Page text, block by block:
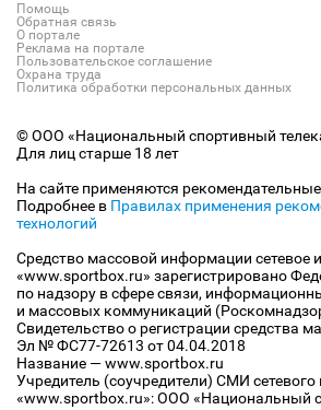
Помощь
Обратная связь
О портале
Реклама на портале
Пользовательское соглашение
Охрана труда
Политика обработки персональных данных
© ООО «Национальный спортивный
Для лиц старше 18 лет
На сайте применяются рекомендательные
Подробнее в Правилах применения
технологий
Средство массовой информации сетевое
«www.sportbox.ru» зарегистрировано
по надзору в сфере связи,
и массовых коммуникаций
Свидетельство о регистрации средства
Эл № ФС77-72613 от 04.04.2018
Название — www.sportbox.ru
Учредитель (соучредители) СМИ сетевого
«www.sportbox.ru»: ООО «Национальный